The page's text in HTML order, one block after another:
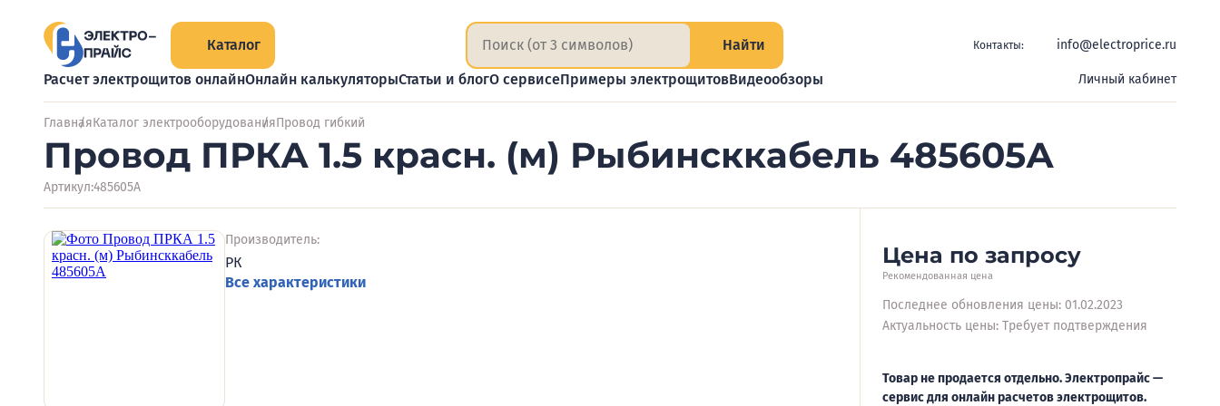
Каталог Найти Контакты: info@electroprice.ru
Расчет электрощитов онлайнОнлайн калькуляторыСтатьи и блогО сервисеПримеры электрощитовВидеообзоры Личный кабинет
ГлавнаяКаталог электрооборудованияПровод гибкий
Провод ПРКА 1.5 красн. (м) Рыбинсккабель 485605А
Артикул:485605А
Производитель:
РК
Все характеристики
Цена по запросу
Рекомендованная цена
Последнее обновления цены: 01.02.2023
Актуальность цены: Требует подтверждения
Товар не продается отдельно. Электропрайс —
сервис для онлайн расчетов электрощитов.